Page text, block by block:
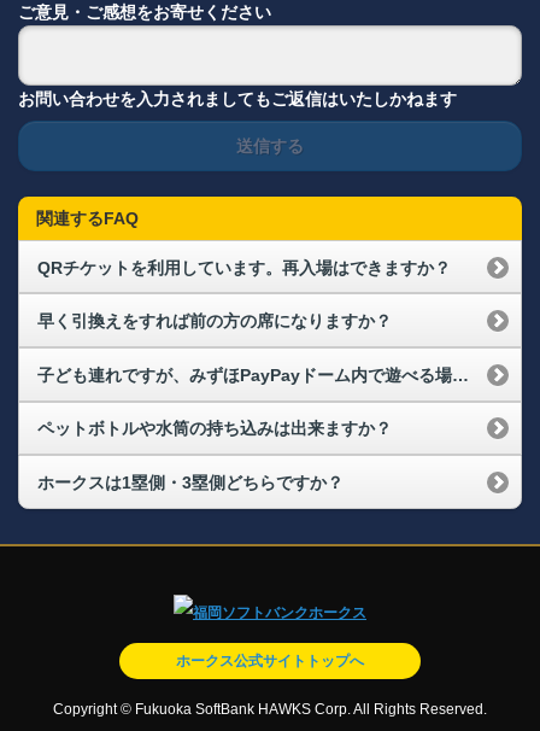
ご意見・ご感想をお寄せください
お問い合わせを入力されましてもご返信はいたしかねます
送信する
関連するFAQ
QRチケットを利用しています。再入場はできますか？
早く引換えをすれば前の方の席になりますか？
子ども連れですが、みずほPayPayドーム内で遊べる場所はありますか？（野球観戦時）
ペットボトルや水筒の持ち込みは出来ますか？
ホークスは1塁側・3塁側どちらですか？
ホークス公式サイトトップへ
Copyright © Fukuoka SoftBank HAWKS Corp. All Rights Reserved.